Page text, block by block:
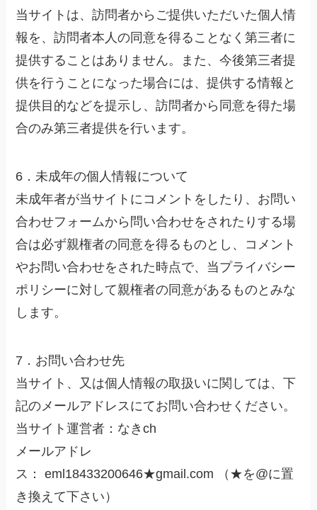
当サイトは、訪問者からご提供いただいた個人情
報を、訪問者本人の同意を得ることなく第三者に
提供することはありません。また、今後第三者提
供を行うことになった場合には、提供する情報と
提供目的などを提示し、訪問者から同意を得た場
合のみ第三者提供を行います。
6．未成年の個人情報について
未成年者が当サイトにコメントをしたり、お問い
合わせフォームから問い合わせをされたりする場
合は必ず親権者の同意を得るものとし、コメント
やお問い合わせをされた時点で、当プライバシー
ポリシーに対して親権者の同意があるものとみな
します。
7．お問い合わせ先
当サイト、又は個人情報の取扱いに関しては、下
記のメールアドレスにてお問い合わせください。
当サイト運営者：なきch
メールアドレ
ス： eml18433200646★gmail.com （★を@に置
き換えて下さい）